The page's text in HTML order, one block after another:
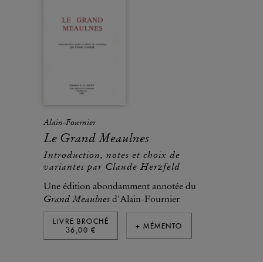
Alain-Fournier
Le Grand Meaulnes
Introduction, notes et choix de
variantes par Claude Herzfeld
Une édition abondamment annotée du
Grand Meaulnes d'Alain-Fournier
LIVRE BROCHÉ
36,00 €
+ MÉMENTO